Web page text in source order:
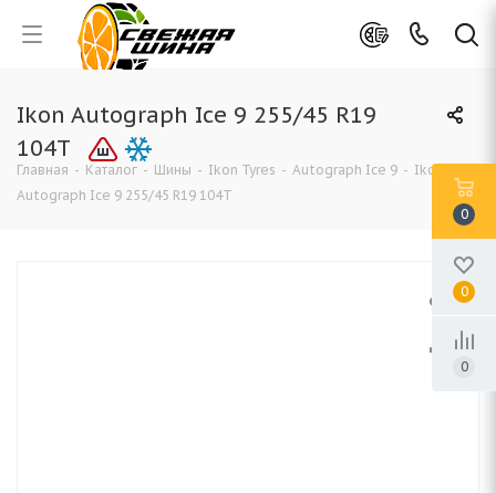
Ikon Autograph Ice 9 255/45 R19
104T
Главная - Каталог - Шины - Ikon Tyres - Autograph Ice 9 - Ikon
Autograph Ice 9 255/45 R19 104T
0
0
0